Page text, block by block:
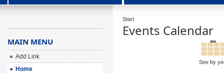
Start
Events Calendar
See by
MAIN MENU
Add Link
Home